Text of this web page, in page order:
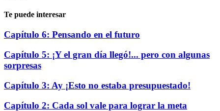
Te puede interesar
Capítulo 6: Pensando en el futuro
Capítulo 5: ¡Y el gran día llegó!... pero con algunas
sorpresas
Capítulo 3: Ay ¡Esto no estaba presupuestado!
Capítulo 2: Cada sol vale para lograr la meta